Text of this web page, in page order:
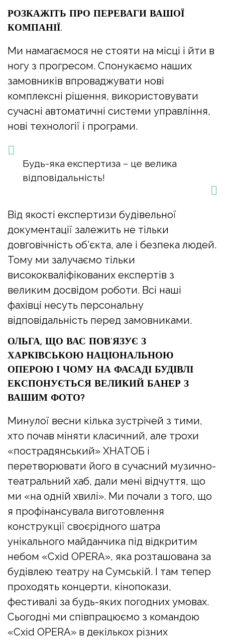
РОЗКАЖІТЬ ПРО ПЕРЕВАГИ ВАШОЇ
КОМПАНІЇ.
Ми намагаємося не стояти на місці і йти в
ногу з прогресом. Спонукаємо наших
замовників впроваджувати нові
комплексні рішення, використовувати
сучасні автоматичні системи управління,
нові технології і програми.
Будь-яка експертиза – це велика
відповідальність!
Від якості експертизи будівельної
документації залежить не тільки
довговічність об’єкта, але і безпека людей.
Тому ми залучаємо тільки
висококваліфікованих експертів з
великим досвідом роботи. Всі наші
фахівці несуть персональну
відповідальність перед замовниками.
ОЛЬГА, ЩО ВАС ПОВ’ЯЗУЄ З
ХАРКІВСЬКОЮ НАЦІОНАЛЬНОЮ
ОПЕРОЮ І ЧОМУ НА ФАСАДІ БУДІВЛІ
ЕКСПОНУЄТЬСЯ ВЕЛИКИЙ БАНЕР З
ВАШИМ ФОТО?
Минулої весни кілька зустрічей з тими,
хто почав міняти класичний, але трохи
«пострадянський» ХНАТОБ і
перетворювати його в сучасний музично-
театральний хаб, дали мені відчуття, що
ми «на одній хвилі». Ми почали з того, що
я профінансувала виготовлення
конструкції своєрідного шатра
унікального майданчика під відкритим
небом «Cxid OPERA», яка розташована за
будівлею театру на Сумській. І там тепер
проходять концерти, кінопокази,
фестивалі за будь-яких погодних умовах.
Сьогодні ми співпрацюємо з командою
«Cxid OPERA» в декількох різних